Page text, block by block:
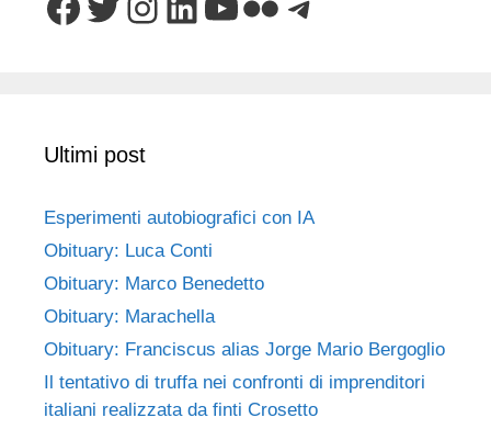
Ultimi post
Esperimenti autobiografici con IA
Obituary: Luca Conti
Obituary: Marco Benedetto
Obituary: Marachella
Obituary: Franciscus alias Jorge Mario Bergoglio
Il tentativo di truffa nei confronti di imprenditori
italiani realizzata da finti Crosetto